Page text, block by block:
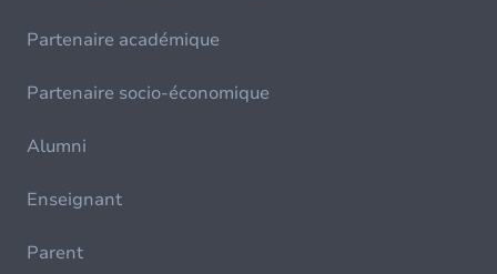
Partenaire académique
Partenaire socio-économique
Alumni
Enseignant
Parent